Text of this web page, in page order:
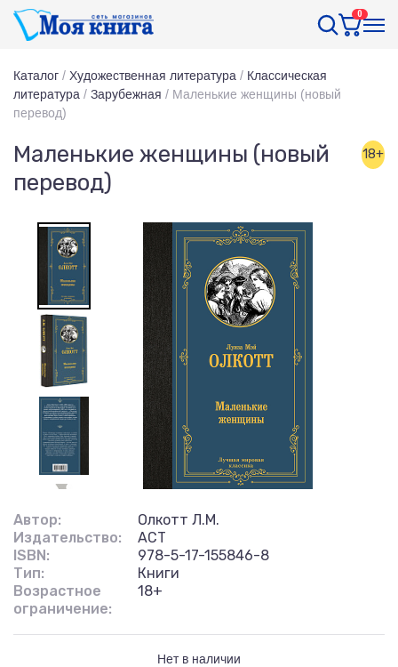
0
Каталог / Художественная литература / Классическая
литература / Зарубежная / Маленькие женщины (новый
перевод)
Маленькие женщины (новый
перевод)
18+
Автор:
Олкотт Л.М.
Издательство:
АСТ
ISBN:
978-5-17-155846-8
Тип:
Книги
Возрастное
ограничение:
18+
Нет в наличии